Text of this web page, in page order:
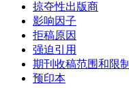
掠夺性出版商
影响因子
拒稿原因
强迫引用
期刊收稿范围和限制
预印本